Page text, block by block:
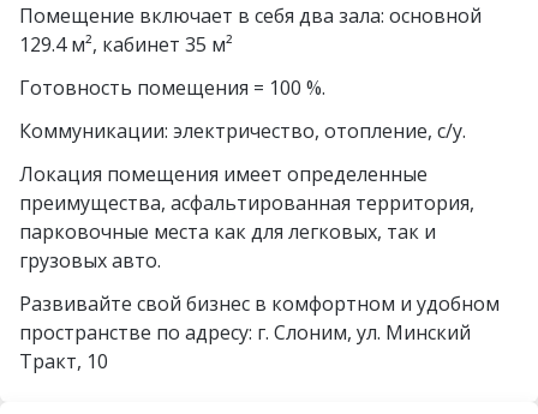
Помещение включает в себя два зала: основной
129.4 м², кабинет 35 м²
Готовность помещения = 100 %.
Коммуникации: электричество, отопление, с/у.
Локация помещения имеет определенные
преимущества, асфальтированная территория,
парковочные места как для легковых, так и
грузовых авто.
Развивайте свой бизнес в комфортном и удобном
пространстве по адресу: г. Слоним, ул. Минский
Тракт, 10